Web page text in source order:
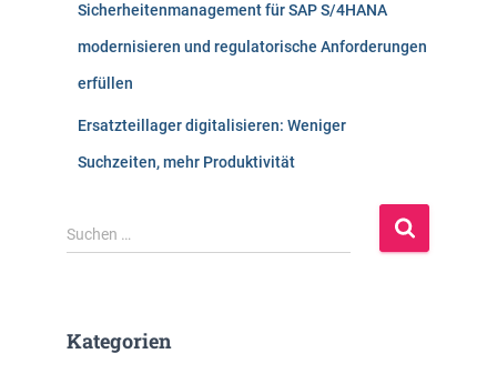
Sicherheitenmanagement für SAP S/4HANA
modernisieren und regulatorische Anforderungen
erfüllen
Ersatzteillager digitalisieren: Weniger
Suchzeiten, mehr Produktivität
S
u
n
Suchen …
Kategorien